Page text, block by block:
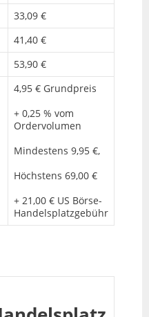
33,09 €
41,40 €
53,90 €
4,95 € Grundpreis
+ 0,25 % vom
Ordervolumen
Mindestens 9,95 €,
Höchstens 69,00 €
+ 21,00 € US Börse-
Handelsplatzgebühr